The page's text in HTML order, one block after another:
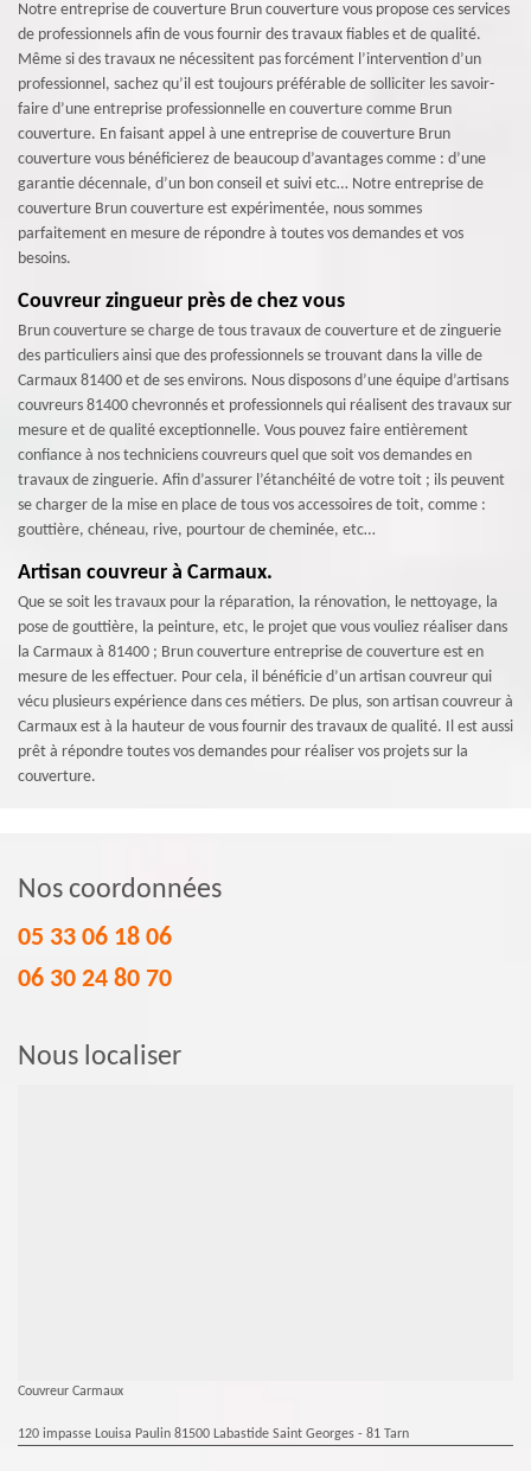
Notre entreprise de couverture Brun couverture vous propose ces services
de professionnels afin de vous fournir des travaux fiables et de qualité.
Même si des travaux ne nécessitent pas forcément l’intervention d’un
professionnel, sachez qu’il est toujours préférable de solliciter les savoir-
faire d’une entreprise professionnelle en couverture comme Brun
couverture. En faisant appel à une entreprise de couverture Brun
couverture vous bénéficierez de beaucoup d’avantages comme : d’une
garantie décennale, d’un bon conseil et suivi etc… Notre entreprise de
couverture Brun couverture est expérimentée, nous sommes
parfaitement en mesure de répondre à toutes vos demandes et vos
besoins.
Couvreur zingueur près de chez vous
Brun couverture se charge de tous travaux de couverture et de zinguerie
des particuliers ainsi que des professionnels se trouvant dans la ville de
Carmaux 81400 et de ses environs. Nous disposons d’une équipe d’artisans
couvreurs 81400 chevronnés et professionnels qui réalisent des travaux sur
mesure et de qualité exceptionnelle. Vous pouvez faire entièrement
confiance à nos techniciens couvreurs quel que soit vos demandes en
travaux de zinguerie. Afin d’assurer l’étanchéité de votre toit ; ils peuvent
se charger de la mise en place de tous vos accessoires de toit, comme :
gouttière, chéneau, rive, pourtour de cheminée, etc…
Artisan couvreur à Carmaux.
Que se soit les travaux pour la réparation, la rénovation, le nettoyage, la
pose de gouttière, la peinture, etc, le projet que vous vouliez réaliser dans
la Carmaux à 81400 ; Brun couverture entreprise de couverture est en
mesure de les effectuer. Pour cela, il bénéficie d’un artisan couvreur qui
vécu plusieurs expérience dans ces métiers. De plus, son artisan couvreur à
Carmaux est à la hauteur de vous fournir des travaux de qualité. Il est aussi
prêt à répondre toutes vos demandes pour réaliser vos projets sur la
couverture.
Nos coordonnées
05 33 06 18 06
06 30 24 80 70
Nous localiser
Couvreur Carmaux
120 impasse Louisa Paulin 81500 Labastide Saint Georges - 81 Tarn